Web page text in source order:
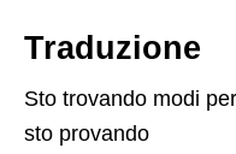
Traduzione
Sto trovando modi
sto provando